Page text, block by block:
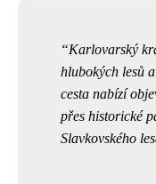
Karlovarský
hlubokých lesů
cesta nabízí
přes historické
Slavkovského